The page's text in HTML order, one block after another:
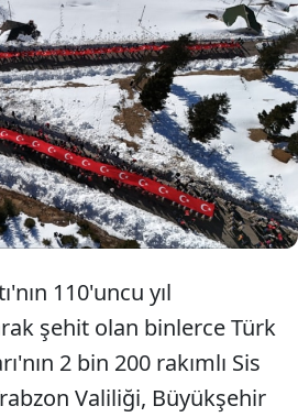
Şalpazarı ilçesi Sis Dağı
Sarıkamış Harekatı sırasında
şehit olan binlerce Mehmetçik,
yürüyüşle anıldı.
110'uncu yıl
şehit olan binlerce Türk
2 bin 200 rakımlı Sis
Valiliği, Büyükşehir